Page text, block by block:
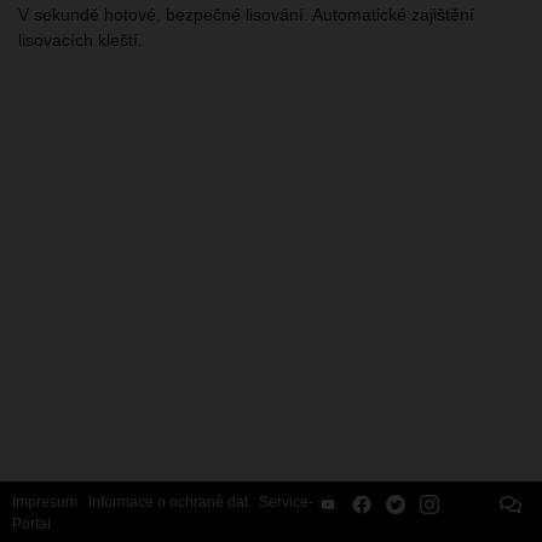
V sekundě hotové, bezpečné lisování. Automatické zajištění
lisovacích kleští.
Impresum Informace o ochraně dat
Service-
Portal